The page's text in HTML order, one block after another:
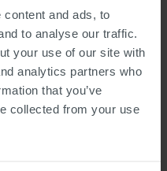
and ads, to
to analyse our traffic.
your use of our site with
analytics partners who
that you’ve
collected from your use
TRAFFIC